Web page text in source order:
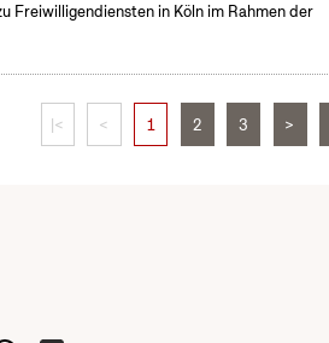
Freiwilligendiensten in Köln im Rahmen der
|< < 1 2 3 >